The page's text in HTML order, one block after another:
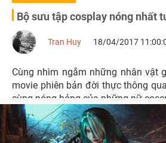
Bộ sưu tập cosplay nóng nhất
Tran Huy 18/04/2017
Cùng nhìm ngắm những nhân vật
movie phiên bản đời thực thông
cùng nóng bỏng của những nữ